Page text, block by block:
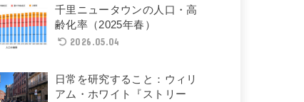
千里ニュータウンの人口・高
齢化率（2025年春）
2026.05.04
日常を研究すること：ウィリ
アム・ホワイト『ストリー